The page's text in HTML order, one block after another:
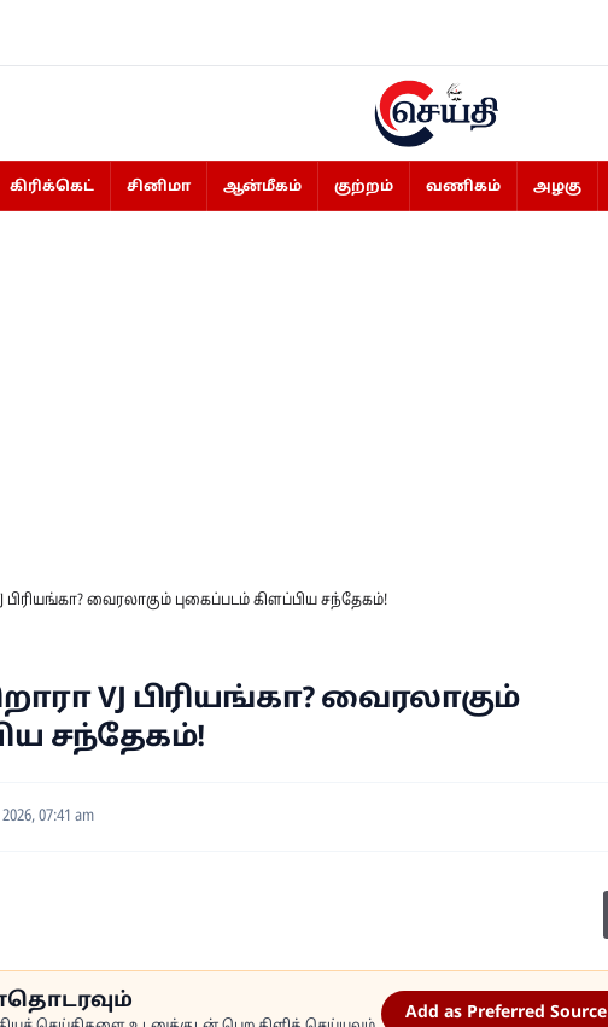
கிரிக்கெட் சினிமா ஆன்மீகம் குற்றம் வணிகம் அழகு
பிரியங்கா? வைரலாகும் புகைப்படம் கிளப்பிய சந்தேகம்!
VJ பிரியங்கா? வைரலாகும்
சந்தேகம்!
07:41 am
Add as Preferred Source